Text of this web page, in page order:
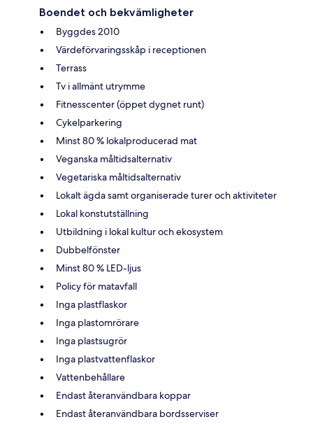
Boendet och bekvämligheter
Byggdes 2010
Värdeförvaringsskåp i receptionen
Terrass
Tv i allmänt utrymme
Fitnesscenter (öppet dygnet runt)
Cykelparkering
Minst 80 % lokalproducerad mat
Veganska måltidsalternativ
Vegetariska måltidsalternativ
Lokalt ägda samt organiserade turer och aktiviteter
Lokal konstutställning
Utbildning i lokal kultur och ekosystem
Dubbelfönster
Minst 80 % LED-ljus
Policy för matavfall
Inga plastflaskor
Inga plastomrörare
Inga plastsugrör
Inga plastvattenflaskor
Vattenbehållare
Endast återanvändbara koppar
Endast återanvändbara bordsserviser